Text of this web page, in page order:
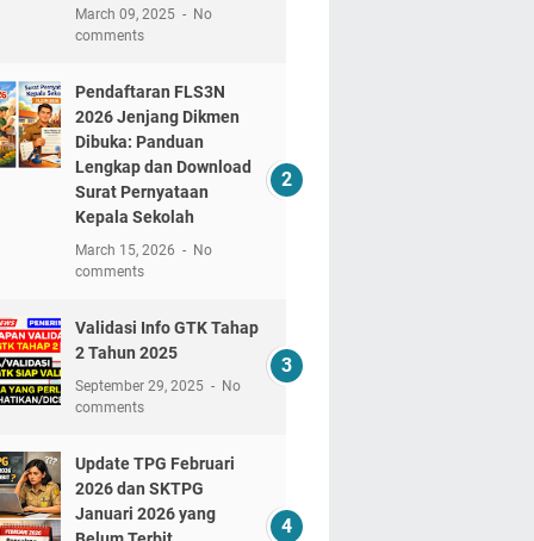
March 09, 2025
No
comments
Pendaftaran FLS3N
2026 Jenjang Dikmen
Dibuka: Panduan
Lengkap dan Download
Surat Pernyataan
Kepala Sekolah
March 15, 2026
No
comments
Validasi Info GTK Tahap
2 Tahun 2025
September 29, 2025
No
comments
Update TPG Februari
2026 dan SKTPG
Januari 2026 yang